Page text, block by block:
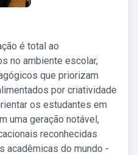
é total ao
no ambiente escolar,
que priorizam
por criatividade
os estudantes em
uma geração notável,
reconhecidas
acadêmicas do mundo -